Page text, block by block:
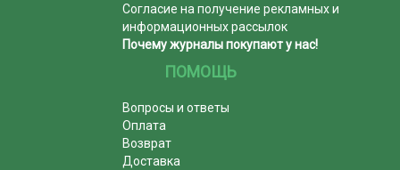
Согласие на получение рекламных и
информационных рассылок
Почему журналы покупают у нас!
ПОМОЩЬ
Вопросы и ответы
Оплата
Возврат
Доставка